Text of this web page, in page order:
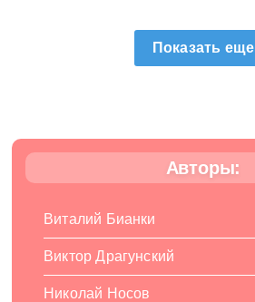
Показать еще
Авторы:
Виталий Бианки
Виктор Драгунский
Николай Носов